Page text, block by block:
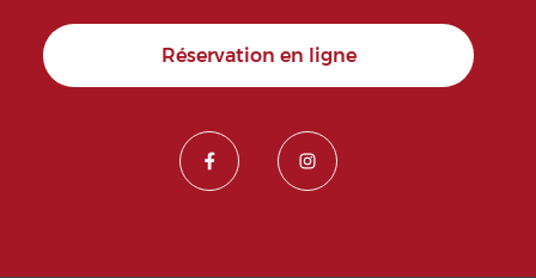
Réservation en ligne